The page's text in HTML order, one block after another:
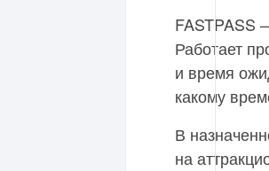
FASTPASS
Работает
и время
какому
В
на